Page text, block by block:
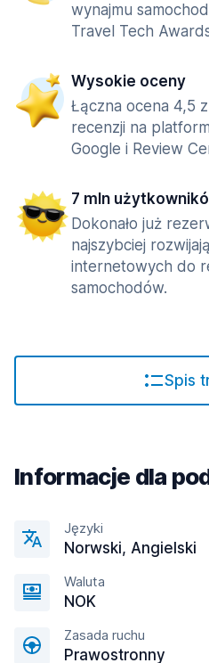
wynajmu
Travel Tech
Wysokie oceny
Łączna ocena 4,5
recenzji na
Google i Review
7 mln
Dokonało już
najszybciej
internetowych do
samochodów.
Spis
Informacje dla
Języki
Norwski, Angielski
Waluta
NOK
Zasada ruchu
Prawostronny